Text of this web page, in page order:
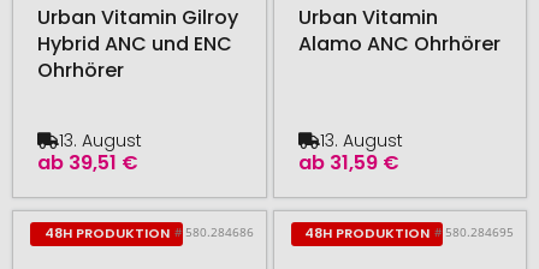
Urban Vitamin Gilroy
Hybrid ANC und ENC
Ohrhörer
ab 39,51 €
13. August
Urban Vitamin
Alamo ANC Ohrhörer
ab 31,59 €
13. August
48H PRODUKTION # 580.284686 48H PRODUKTION # 580.284695